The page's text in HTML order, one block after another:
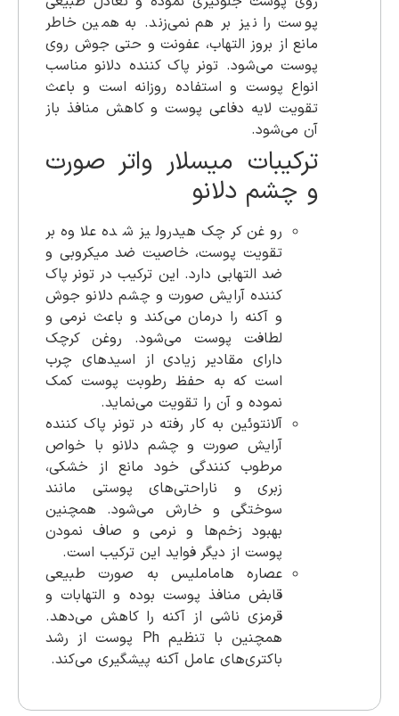
پوست را نیز بر هم نمی‌زند. به همین خاطر
مانع از بروز التهاب، عفونت و حتی جوش روی
پوست می‌شود. تونر پاک کننده دلانو مناسب
انواع پوست و استفاده روزانه است و باعث
تقویت لایه دفاعی پوست و کاهش منافذ باز
آن می‌شود.
ترکیبات میسلار واتر صورت
و چشم دلانو
روغن کرچک هیدرولیز شده علاوه بر
تقویت پوست، خاصیت ضد میکروبی و
ضد التهابی دارد. این ترکیب در تونر پاک
کننده آرایش صورت و چشم دلانو جوش
و آکنه را درمان می‌کند و باعث نرمی و
لطافت پوست می‌شود. روغن کرچک
دارای مقادیر زیادی از اسیدهای چرب
است که به حفظ رطوبت پوست کمک
نموده و آن را تقویت می‌نماید.
آلانتوئین به کار رفته در تونر پاک کننده
آرایش صورت و چشم دلانو با خواص
مرطوب کنندگی خود مانع از خشکی،
زبری و ناراحتی‌های پوستی مانند
سوختگی و خارش می‌شود. همچنین
بهبود زخم‌ها و نرمی و صاف نمودن
پوست از دیگر فواید این ترکیب است.
عصاره هاماملیس به صورت طبیعی
قابض منافذ پوست بوده و التهابات و
قرمزی ناشی از آکنه را کاهش می‌دهد.
همچنین با تنظیم Ph پوست از رشد
باکتری‌های عامل آکنه پیشگیری می‌کند.